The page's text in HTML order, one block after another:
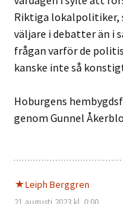
Riktiga lokalpolitiker,
väljare i debatter än i
frågan varför de
kanske inte så
Hoburgens
genom Gunnel
Leiph Berggren